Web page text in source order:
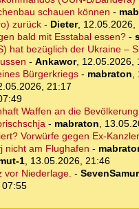
schauen können -
zurück- Dieter, 12.05.2026,
bald mit Esstabal essen?-
hat bezüglich der Ukraine –
- Ankawor, 12.05.2026,
Bürgerkriegs- mabraton,
21:17
Waffen an die
- mabraton,
Vorwürfe gegen Ex-
nicht am Flughafen -
1, 13.05.2026, 21:46
vor Niederlage. -
07:55